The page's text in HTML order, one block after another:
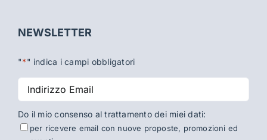
NEWSLETTER
"*" indica i campi obbligatori
Indirizzo
Email*
Do il mio consenso al trattamento dei miei dati:
per ricevere email con nuove proposte, promozioni ed